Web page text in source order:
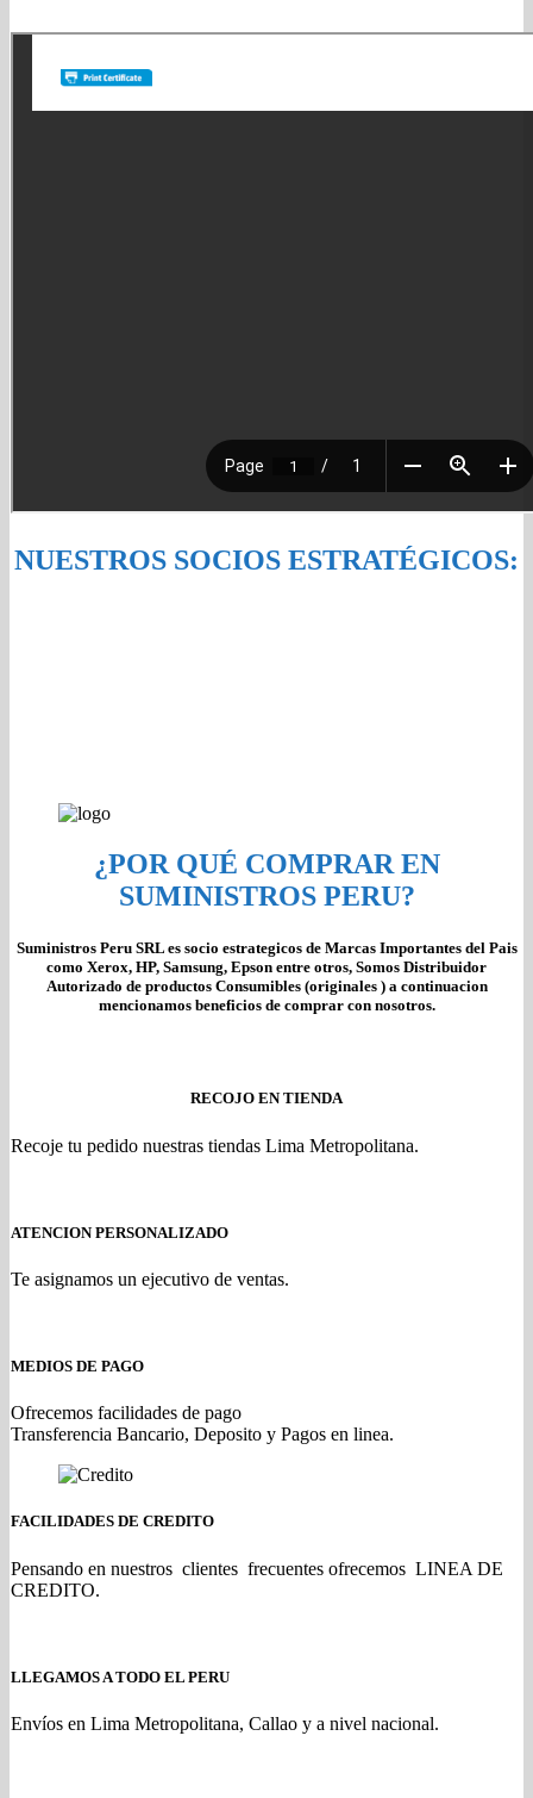
NUESTROS SOCIOS ESTRATÉGICOS:
¿POR QUÉ COMPRAR EN
SUMINISTROS PERU?
Suministros Peru SRL es socio estrategicos de Marcas Importantes del Pais
como Xerox, HP, Samsung, Epson entre otros, Somos Distribuidor
Autorizado de productos Consumibles (originales ) a continuacion
mencionamos beneficios de comprar con nosotros.
RECOJO EN TIENDA
Recoje tu pedido nuestras tiendas Lima Metropolitana.
ATENCION PERSONALIZADO
Te asignamos un ejecutivo de ventas.
MEDIOS DE PAGO
Ofrecemos facilidades de pago
Transferencia Bancario, Deposito y Pagos en linea.
FACILIDADES DE CREDITO
Pensando en nuestros clientes frecuentes ofrecemos LINEA DE
CREDITO.
LLEGAMOS A TODO EL PERU
Envíos en Lima Metropolitana, Callao y a nivel nacional.